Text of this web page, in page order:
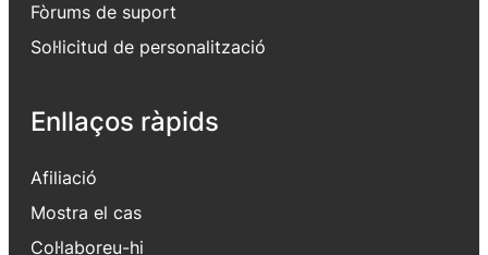
Fòrums de suport
Sol·licitud de personalització
Enllaços ràpids
Afiliació
Mostra el cas
Col·laboreu-hi